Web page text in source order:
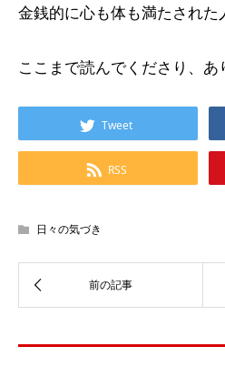
金銭的に心も体も満たされた
ここまで読んでくださり、あ
Tweet
RSS
日々の気づき